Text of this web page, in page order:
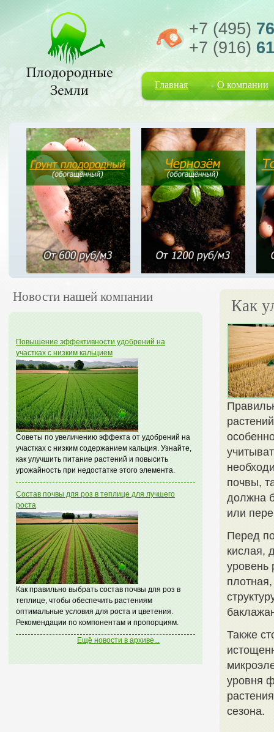
+7 (495)
+7 (916)
Главная О компании
Новости нашей компании
Повышение эффективности удобрений на
участках с низким кальцием
Советы по увеличению эффекта от удобрений на
участках с низким содержанием кальция. Узнайте,
как улучшить питание растений и повысить
урожайность при недостатке этого элемента.
Состав почвы для роз в теплице для лучшего
роста
Как правильно выбрать состав почвы для роз в
теплице, чтобы обеспечить растениям
оптимальные условия для роста и цветения.
Рекомендации по компонентам и пропорциям.
Ещё новости в архиве...
Как
почвы,
должна
или
Перед
кислая,
уровень
Также
уровня
сезона.